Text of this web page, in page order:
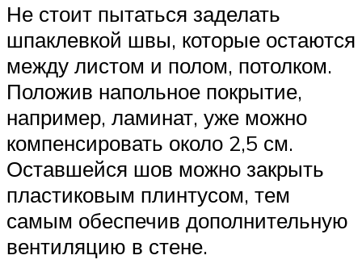
Не стоит пытаться заделать
шпаклевкой швы, которые остаются
между листом и полом, потолком.
Положив напольное покрытие,
например, ламинат, уже можно
компенсировать около 2,5 см.
Оставшейся шов можно закрыть
пластиковым плинтусом, тем
самым обеспечив дополнительную
вентиляцию в стене.